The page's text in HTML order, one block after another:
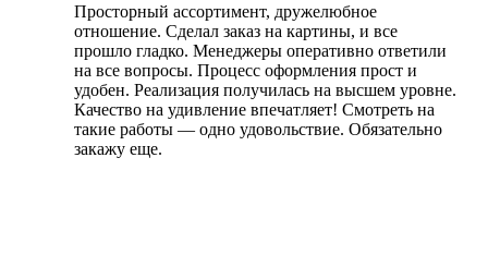
Просторный ассортимент, дружелюбное
отношение. Сделал заказ на картины, и все
прошло гладко. Менеджеры оперативно ответили
на все вопросы. Процесс оформления прост и
удобен. Реализация получилась на высшем уровне.
Качество на удивление впечатляет! Смотреть на
такие работы — одно удовольствие. Обязательно
закажу еще.